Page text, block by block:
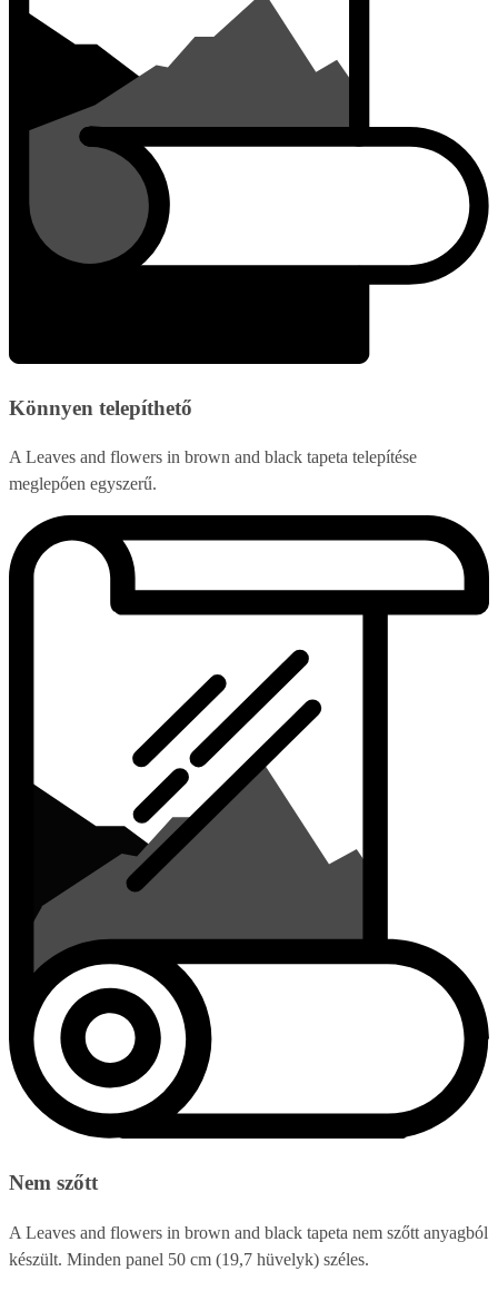
Könnyen telepíthető
A Leaves and flowers in brown and black tapeta telepítése
meglepően egyszerű.
Nem szőtt
A Leaves and flowers in brown and black tapeta nem szőtt anyagból
készült. Minden panel 50 cm (19,7 hüvelyk) széles.